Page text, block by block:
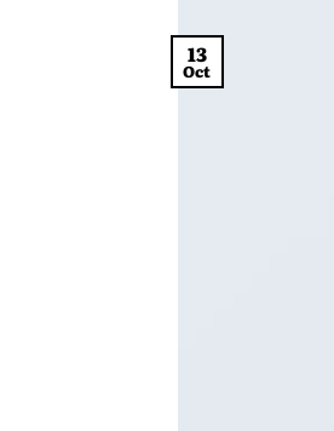
13
Oct